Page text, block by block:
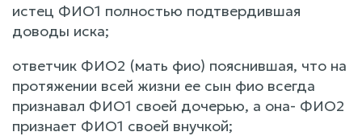
истец ФИО1 полностью подтвердившая
доводы иска;
ответчик ФИО2 (мать фио) пояснившая, что на
протяжении всей жизни ее сын фио всегда
признавал ФИО1 своей дочерью, а она- ФИО2
признает ФИО1 своей внучкой;